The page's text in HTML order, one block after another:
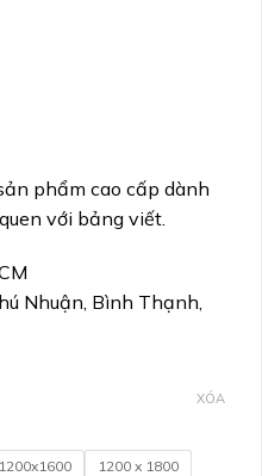
phẩm cao cấp dành
với bảng viết.
Nhuận, Bình Thạnh,
1200x1600 1200 x 1800
XÓA